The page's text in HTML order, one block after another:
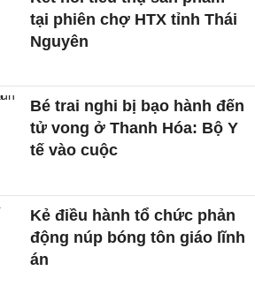
tại phiên chợ HTX tỉnh Thái
Nguyên
Bé trai nghi bị bạo hành đến
tử vong ở Thanh Hóa: Bộ Y
tế vào cuộc
Kẻ điều hành tổ chức phản
động núp bóng tôn giáo lĩnh
án